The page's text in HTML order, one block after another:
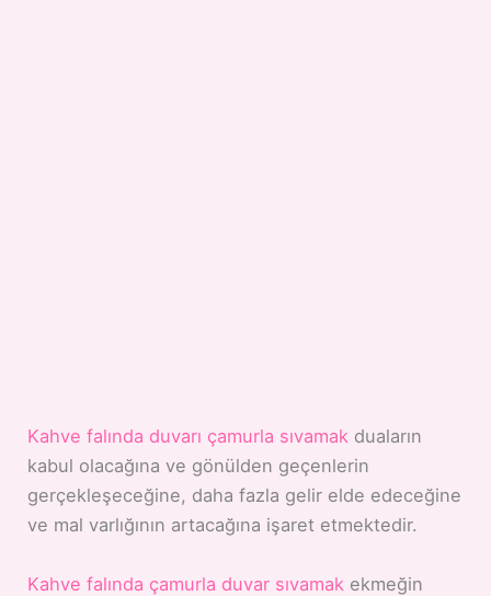
Kahve falında duvarı çamurla sıvamak duaların
kabul olacağına ve gönülden geçenlerin
gerçekleşeceğine, daha fazla gelir elde edeceğine
ve mal varlığının artacağına işaret etmektedir.
Kahve falında çamurla duvar sıvamak ekmeğin